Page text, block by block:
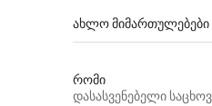
ახლო მიმართულებები
რომი